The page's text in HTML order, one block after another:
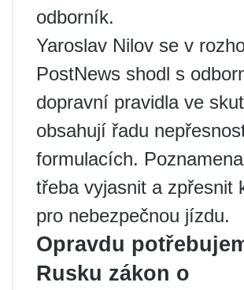
odborník.
Yaroslav Nilov se v
PostNews shodl s
dopravní pravidla ve
obsahují řadu
formulacích.
třeba vyjasnit a zpřesnit
pro nebezpečnou jízdu.
Opravdu
Rusku zákon o